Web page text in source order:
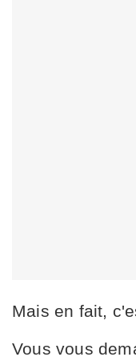
Mais en fait,
Vous vous